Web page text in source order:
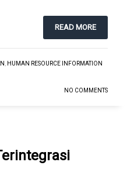
READ MORE
HUMAN RESOURCE INFORMATION
NO COMMENTS